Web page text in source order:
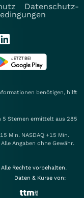
Datenschutz-
benötigen, hilft
5 Sternen ermittelt aus 285
Min. NASDAQ +15 Min.
Angaben ohne Gewähr.
Rechte vorbehalten.
Daten & Kurse von: